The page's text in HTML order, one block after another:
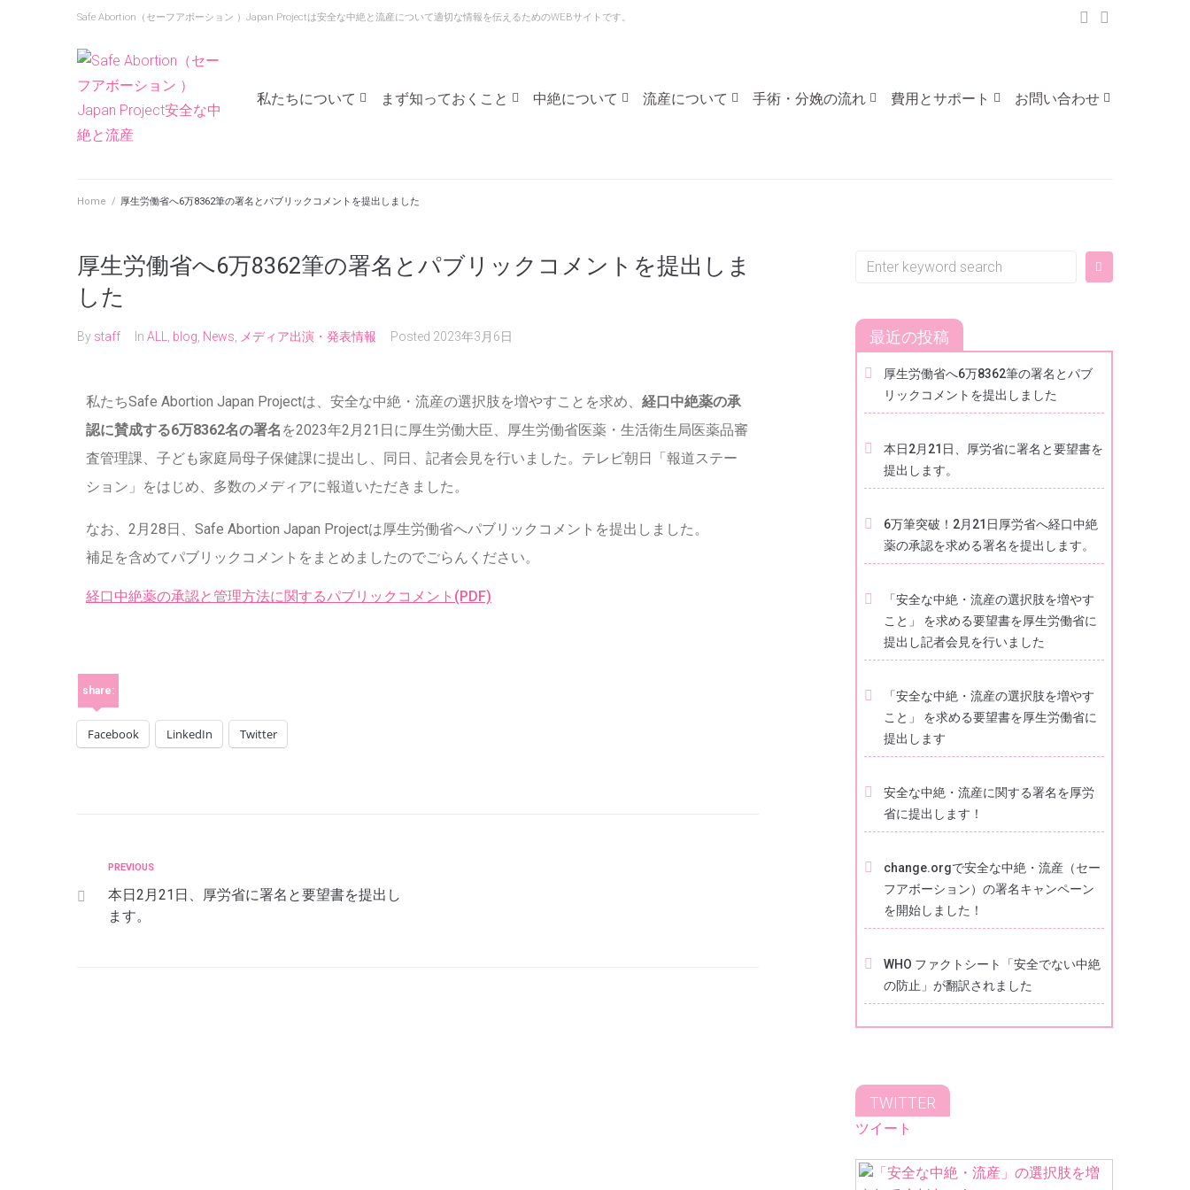
Safe Abortion（セーフアボーション ）Japan Projectは安全な中絶と流産について適切な情報を伝えるためのWEBサイトです。
私たちについて まず知っておくこと 中絶について 流産について 手術・分娩の流れ 費用とサポート お問い合わせ
Home / 厚生労働省へ6万8362筆の署名とパブリックコメントを提出しました
厚生労働省へ6万8362筆の署名とパブリックコメントを提出しま
した
By staff In ALL blog News メディア出演・発表情報 Posted 2023年3月6日
私たちSafe Abortion Japan Projectは、安全な中絶・流産の選択肢を増やすことを求め、 経口中絶薬の承
認に賛成する6万8362名の署名 を2023年2月21日に厚生労働大臣、厚生労働省医薬・生活衛生局医薬品審
査管理課、子ども家庭局母子保健課に提出し、同日、記者会見を行いました。テレビ朝日「報道ステー
ション」をはじめ、多数のメディアに報道いただきました。
なお、2月28日、Safe Abortion Japan Projectは厚生労働省へパブリックコメントを提出しました。
補足を含めてパブリックコメントをまとめましたのでごらんください。
経口中絶薬の承認と管理方法に関するパブリックコメント(PDF)
share:
Facebook LinkedIn Twitter
PREVIOUS
本日2月21日、厚労省に署名と要望書を提出し
ます。
最近の投稿
厚生労働省へ6万8362筆の署名とパブ
リックコメントを提出しました
本日2月21日、厚労省に署名と要望書を
提出します。
6万筆突破！2月21日厚労省へ経口中絶
薬の承認を求める署名を提出します。
「安全な中絶・流産の選択肢を増やす
こと」 を求める要望書を厚生労働省に
提出し記者会見を行いました
「安全な中絶・流産の選択肢を増やす
こと」 を求める要望書を厚生労働省に
提出します
安全な中絶・流産に関する署名を厚労
省に提出します！
change.orgで安全な中絶・流産（セー
フアボーション）の署名キャンペーン
を開始しました！
WHO ファクトシート「安全でない中絶
の防止」が翻訳されました
TWITTER
ツイート